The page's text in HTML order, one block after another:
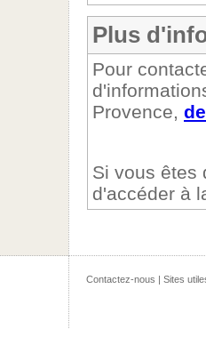
Plus
Pour
Provence,
Si vous êtes
d'accéder à
Contactez-nous | Sites